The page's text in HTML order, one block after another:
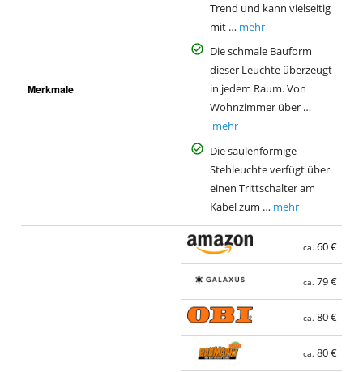
Merkmale
Trend und kann vielseitig
mit … mehr
Die schmale Bauform
dieser Leuchte überzeugt
in jedem Raum. Von
Wohnzimmer über …
mehr
Die säulenförmige
Stehleuchte verfügt über
einen Trittschalter am
Kabel zum … mehr
ca. 60 €
ca. 79 €
ca. 80 €
ca. 80 €